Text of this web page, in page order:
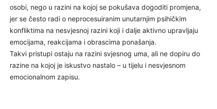
osobi, nego u razini na kojoj se pokušava dogoditi promjena,
jer se često radi o neprocesuiranim unutarnjim psihičkim
konfliktima na nesvjesnoj razini koji i dalje aktivno upravljaju
emocijama, reakcijama i obrascima ponašanja.
Takvi pristupi ostaju na razini svjesnog uma, ali ne dopiru do
razine na kojoj je iskustvo nastalo – u tijelu i nesvjesnom
emocionalnom zapisu.